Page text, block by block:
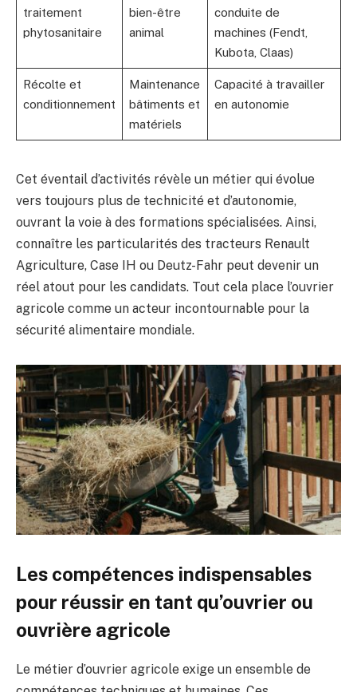
traitement
phytosanitaire
bien-être
animal
conduite de
machines (Fendt,
Kubota, Claas)
Récolte et
conditionnement
Maintenance
bâtiments et
matériels
Capacité à travailler
en autonomie
Cet éventail d’activités révèle un métier qui évolue
vers toujours plus de technicité et d’autonomie,
ouvrant la voie à des formations spécialisées. Ainsi,
connaître les particularités des tracteurs Renault
Agriculture, Case IH ou Deutz-Fahr peut devenir un
réel atout pour les candidats. Tout cela place l’ouvrier
agricole comme un acteur incontournable pour la
sécurité alimentaire mondiale.
Les compétences indispensables
pour réussir en tant qu’ouvrier ou
ouvrière agricole
Le métier d’ouvrier agricole exige un ensemble de